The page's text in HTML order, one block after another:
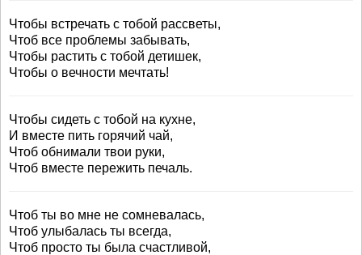
Чтобы встречать с тобой рассветы,
Чтоб все проблемы забывать,
Чтобы растить с тобой детишек,
Чтобы о вечности мечтать!
Чтобы сидеть с тобой на кухне,
И вместе пить горячий чай,
Чтоб обнимали твои руки,
Чтоб вместе пережить печаль.
Чтоб ты во мне не сомневалась,
Чтоб улыбалась ты всегда,
Чтоб просто ты была счастливой,